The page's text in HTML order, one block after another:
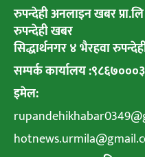
रुपन्देही अनलाइन खबर
रुपन्देही खबर
सिद्धार्थनगर ४ भैरहवा
सम्पर्क कार्यालय
इमेल: